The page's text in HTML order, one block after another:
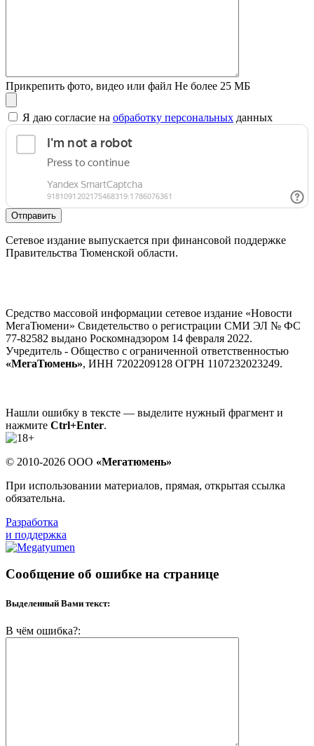
Прикрепить фото, видео или файл Не более 25 МБ
Я даю согласие на обработку персональных данных
Отправить
Сетевое издание выпускается при финансовой поддержке
Правительства Тюменской области.
Средство массовой информации сетевое издание «Новости
МегаТюмени» Свидетельство о регистрации СМИ ЭЛ № ФС
77-82582 выдано Роскомнадзором 14 февраля 2022.
Учредитель - Общество с ограниченной ответственностью
«МегаТюмень», ИНН 7202209128 ОГРН 1107232023249.
Нашли ошибку в тексте — выделите нужный фрагмент и
нажмите Ctrl+Enter.
© 2010-2026 ООО «Мегатюмень»
При использовании материалов, прямая, открытая ссылка
обязательна.
Разработка
и поддержка
Сообщение об ошибке на странице
Выделенный Вами текст:
В чём ошибка?: